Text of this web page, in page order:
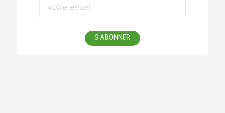
S'ABONNER